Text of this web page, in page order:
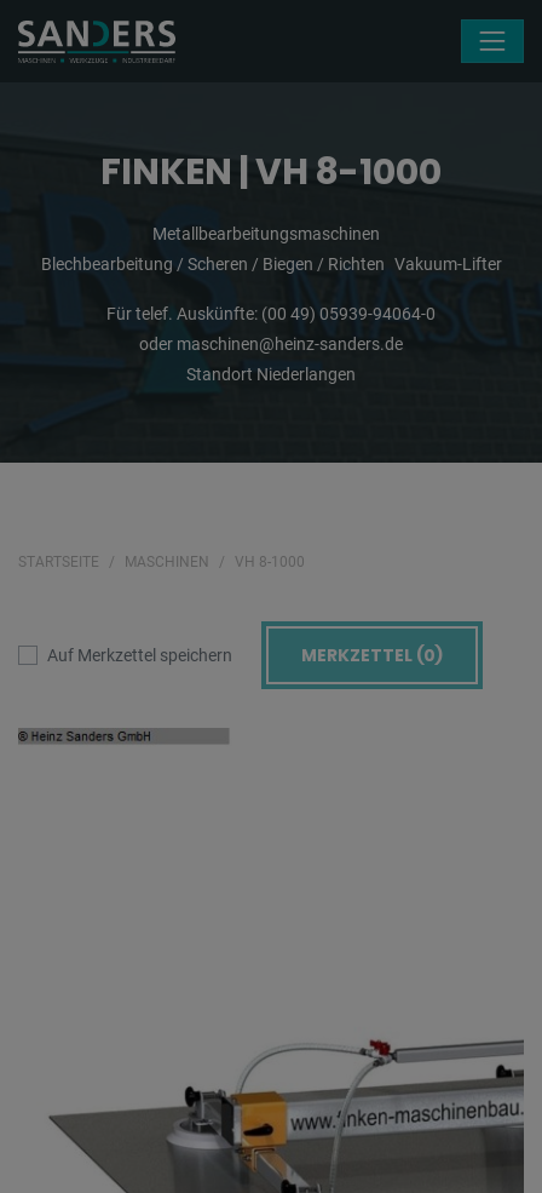
FINKEN | VH 8-1000
Metallbearbeitungsmaschinen
Blechbearbeitung / Scheren / Biegen / Richten Vakuum-Lifter
Für telef. Auskünfte: (00 49) 05939-94064-0
oder maschinen@heinz-sanders.de
Standort Niederlangen
STARTSEITE MASCHINEN VH 8-1000
Auf Merkzettel speichern MERKZETTEL (0)